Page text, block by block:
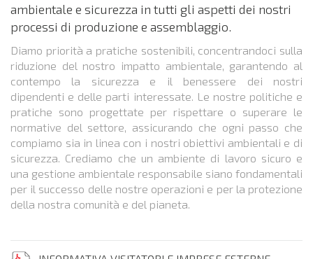
ambientale e sicurezza in tutti gli aspetti dei nostri
processi di produzione e assemblaggio.
Diamo priorità a pratiche sostenibili, concentrandoci sulla
riduzione del nostro impatto ambientale, garantendo al
contempo la sicurezza e il benessere dei nostri
dipendenti e delle parti interessate. Le nostre politiche e
pratiche sono progettate per rispettare o superare le
normative del settore, assicurando che ogni passo che
compiamo sia in linea con i nostri obiettivi ambientali e di
sicurezza. Crediamo che un ambiente di lavoro sicuro e
una gestione ambientale responsabile siano fondamentali
per il successo delle nostre operazioni e per la protezione
della nostra comunità e del pianeta.